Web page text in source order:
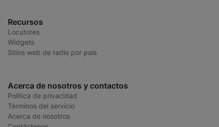
Recursos
Locutores
Widgets
Sitios web de radio por país
Acerca de nosotros y contactos
Política de privacidad
Términos del servicio
Acerca de nosotros